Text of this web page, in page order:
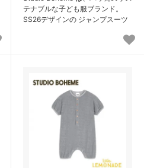
テナブルな子ども服ブランド。
SS26デザインの ジャンプスーツ